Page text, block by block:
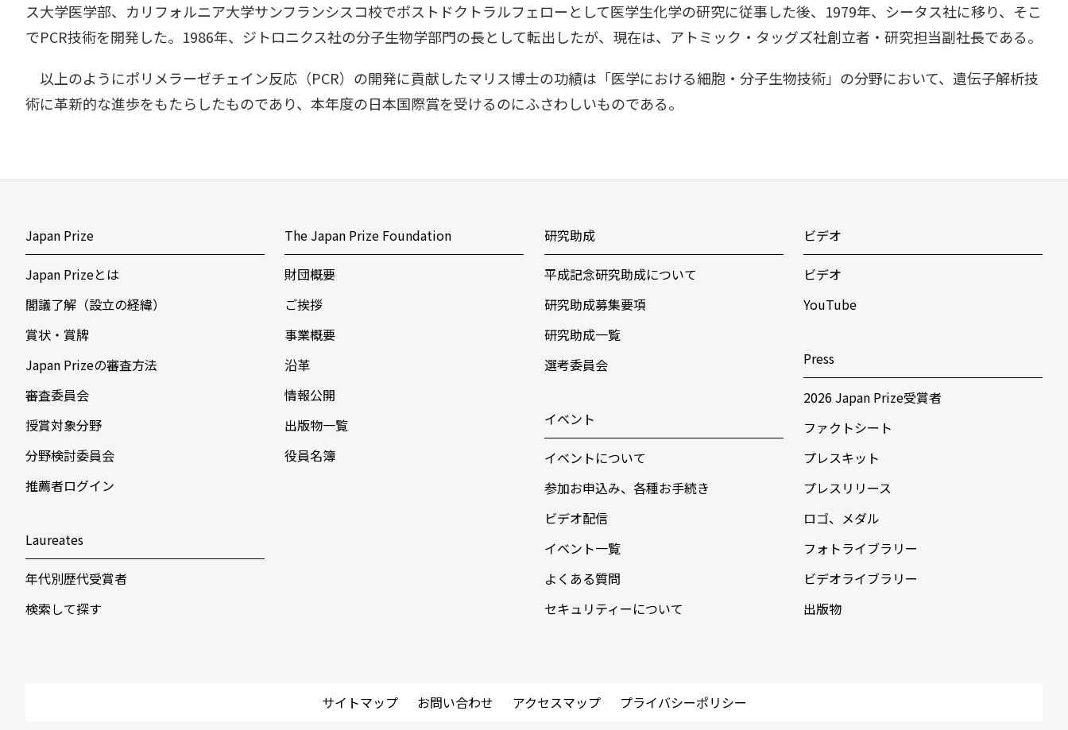
ス大学医学部、カリフォルニア大学サンフランシスコ校でポストドクトラルフェローとして医学生化学の研究に従事した後、1979年、シータス社に移り、そこ
でPCR技術を開発した。1986年、ジトロニクス社の分子生物学部門の長として転出したが、現在は、アトミック・タッグズ社創立者・研究担当副社長である。
以上のようにポリメラーゼチェイン反応（PCR）の開発に貢献したマリス博士の功績は「医学における細胞・分子生物技術」の分野において、遺伝子解析技
術に革新的な進歩をもたらしたものであり、本年度の日本国際賞を受けるのにふさわしいものである。
Japan Prize
Japan Prizeとは
閣議了解（設立の経緯）
賞状・賞牌
Japan Prizeの審査方法
審査委員会
授賞対象分野
分野検討委員会
推薦者ログイン
Laureates
年代別歴代受賞者
検索して探す
The Japan Prize Foundation
財団概要
ご挨拶
事業概要
沿革
情報公開
出版物一覧
役員名簿
研究助成
平成記念研究助成について
研究助成募集要項
研究助成一覧
選考委員会
イベント
イベントについて
参加お申込み、各種お手続き
ビデオ配信
イベント一覧
よくある質問
セキュリティーについて
ビデオ
ビデオ
YouTube
Press
2026 Japan Prize受賞者
ファクトシート
プレスキット
プレスリリース
ロゴ、メダル
フォトライブラリー
ビデオライブラリー
出版物
サイトマップ お問い合わせ アクセスマップ プライバシーポリシー